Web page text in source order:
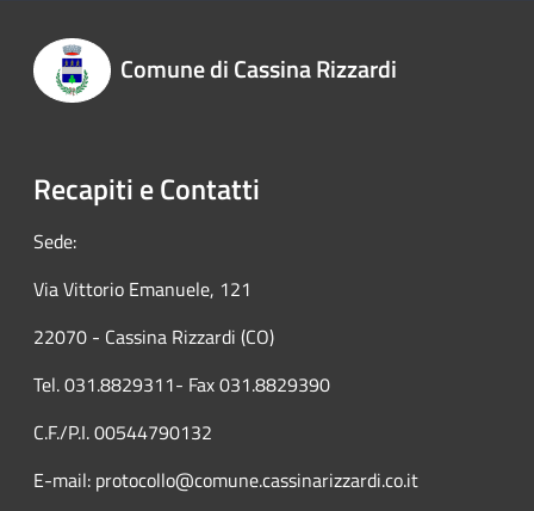
Comune di Cassina Rizzardi
Recapiti e Contatti
Sede:
Via Vittorio Emanuele, 121
22070 - Cassina Rizzardi (CO)
Tel. 031.8829311- Fax 031.8829390
C.F./P.I. 00544790132
E-mail: protocollo@comune.cassinarizzardi.co.it